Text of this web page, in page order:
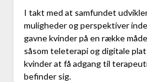
I takt med at samfundet
muligheder og perspektiver
gavne kvinder på en række
såsom teleterapi og digitale
kvinder at få adgang til
befinder sig.